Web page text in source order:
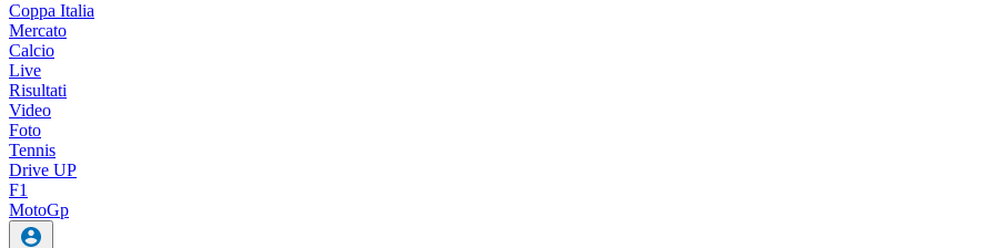
Coppa Italia
Mercato
Calcio
Live
Risultati
Video
Foto
Tennis
Drive UP
F1
MotoGp